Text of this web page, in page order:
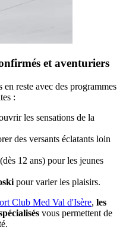
et aventuriers
reste avec des programmes
:
les sensations de la
des versants éclatants loin
(dès 12 ans) pour les jeunes
pour varier les plaisirs.
Club Med Val d'Isère, les
vous permettent de